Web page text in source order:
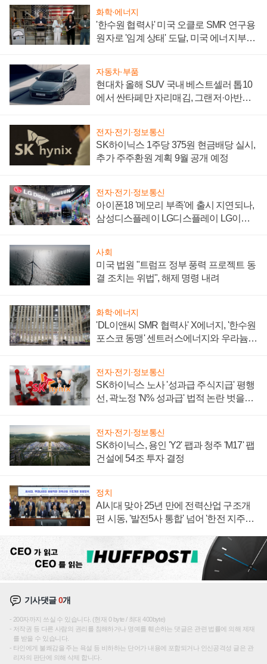
화학·에너지
'한수원 협력사' 미국 오클로 SMR 연구용
원자로 '임계 상태' 도달, 미국 에너지부
자동차·부품
현대차 올해 SUV 국내 베스트셀러 톱10
에서 싼타페만 자리매김, 그랜저·아반떼
전자·전기·정보통신
SK하이닉스 1주당 375원 현금배당 실시,
추가 주주환원 계획 9월 공개 예정
전자·전기·정보통신
아이폰18 '메모리 부족'에 출시 지연되나,
삼성디스플레이 LG디스플레이 LG이노
사회
미국 법원 "트럼프 정부 풍력 프로젝트 동
결 조치는 위법", 해제 명령 내려
화학·에너지
'DL이앤씨 SMR 협력사' X에너지, '한수원
포스코 동맹' 센트러스에너지와 우라늄
전자·전기·정보통신
SK하이닉스 노사 '성과급 주식지급' 평행
선, 곽노정 'N% 성과급' 법적 논란 벗을지
전자·전기·정보통신
SK하이닉스, 용인 'Y2' 팹과 청주 'M17' 팹
건설에 54조 투자 결정
정치
AI시대 맞아 25년 만에 전력산업 구조개
편 시동, '발전5사 통합' 넘어 '한전 지주사'
기사댓글0개
200자까지 쓰실 수 있습니다. (현재 0 byte / 최대 400byte)
저작권 등 다른 사람의 권리를 침해하거나 명예를 훼손하는 댓글은 관련 법률에 의해 제재
를 받을 수 있습니다.
타인에게 불쾌감을 주는 욕설 등 비하하는 단어가 내용에 포함되거나 인신공격성 글은 관
리자의 판단에 의해 삭제 합니다.